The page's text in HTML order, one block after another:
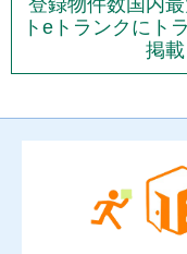
登録物件数国内
トeトランクにト
掲